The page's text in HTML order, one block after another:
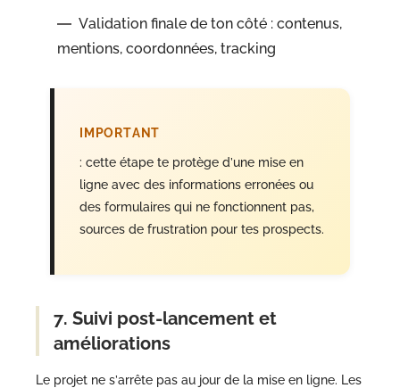
Validation finale de ton côté : contenus,
mentions, coordonnées, tracking
IMPORTANT
: cette étape te protège d’une mise en
ligne avec des informations erronées ou
des formulaires qui ne fonctionnent pas,
sources de frustration pour tes prospects.
7. Suivi post-lancement et
améliorations
Le projet ne s’arrête pas au jour de la mise en ligne. Les